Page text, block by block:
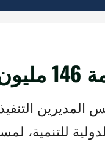
المديرين
الدولية